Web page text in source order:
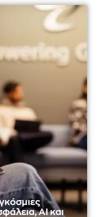
AI και